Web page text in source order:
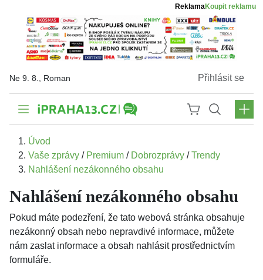
ReklamaKoupit reklamu
Ne 9. 8., Roman Přihlásit se
Úvod
Vaše zprávy / Premium / Dobrozprávy /Trendy
Nahlášení nezákonného obsahu
Nahlášení nezákonného obsahu
Pokud máte podezření, že tato webová stránka obsahuje
nezákonný obsah nebo nepravdivé informace, můžete
nám zaslat informace a obsah nahlásit prostřednictvím
formuláře.